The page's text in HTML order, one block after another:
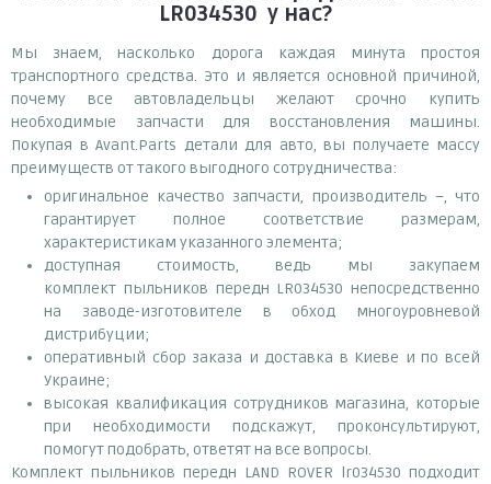
LR034530 у нас?
Мы знаем, насколько дорога каждая минута простоя
транспортного средства. Это и является основной причиной,
почему все автовладельцы желают срочно купить
необходимые запчасти для восстановления машины.
Покупая в Avant.Parts детали для авто, вы получаете массу
преимуществ от такого выгодного сотрудничества:
оригинальное качество запчасти, производитель –, что
гарантирует полное соответствие размерам,
характеристикам указанного элемента;
доступная стоимость, ведь мы закупаем
комплект пыльников передн LR034530 непосредственно
на заводе-изготовителе в обход многоуровневой
дистрибуции;
оперативный сбор заказа и доставка в Киеве и по всей
Украине;
высокая квалификация сотрудников магазина, которые
при необходимости подскажут, проконсультируют,
помогут подобрать, ответят на все вопросы.
Комплект пыльников передн LAND ROVER lr034530 подходит